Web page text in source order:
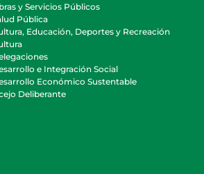
y Servicios Públicos
Pública
Educación, Deportes y Recreación
e Integración Social
Económico Sustentable
Deliberante